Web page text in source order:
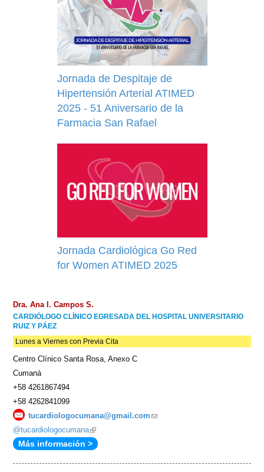
Jornada de Despitaje de
Hipertensión Arterial ATIMED
2025 - 51 Aniversario de la
Farmacia San Rafael
Jornada Cardiológica Go Red
for Women ATIMED 2025
Dra. Ana I. Campos S.
CARDIÓLOGO CLÍNICO EGRESADA DEL HOSPITAL UNIVERSITARIO
RUIZ Y PÁEZ
Lunes a Viernes con Previa Cita
Centro Clínico Santa Rosa, Anexo C
Cumaná
+58 4261867494
+58 4262841099
tucardiologocumana@gmail.com (link
@tucardiologocumana(link
is
Más información >